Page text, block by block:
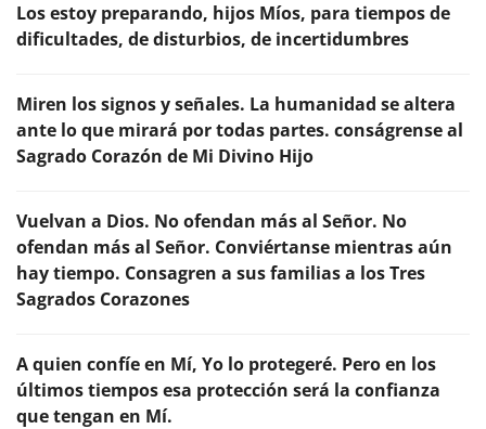
Los estoy preparando, hijos Míos, para tiempos de
dificultades, de disturbios, de incertidumbres
Miren los signos y señales. La humanidad se altera
ante lo que mirará por todas partes. conságrense al
Sagrado Corazón de Mi Divino Hijo
Vuelvan a Dios. No ofendan más al Señor. No
ofendan más al Señor. Conviértanse mientras aún
hay tiempo. Consagren a sus familias a los Tres
Sagrados Corazones
A quien confíe en Mí, Yo lo protegeré. Pero en los
últimos tiempos esa protección será la confianza
que tengan en Mí.